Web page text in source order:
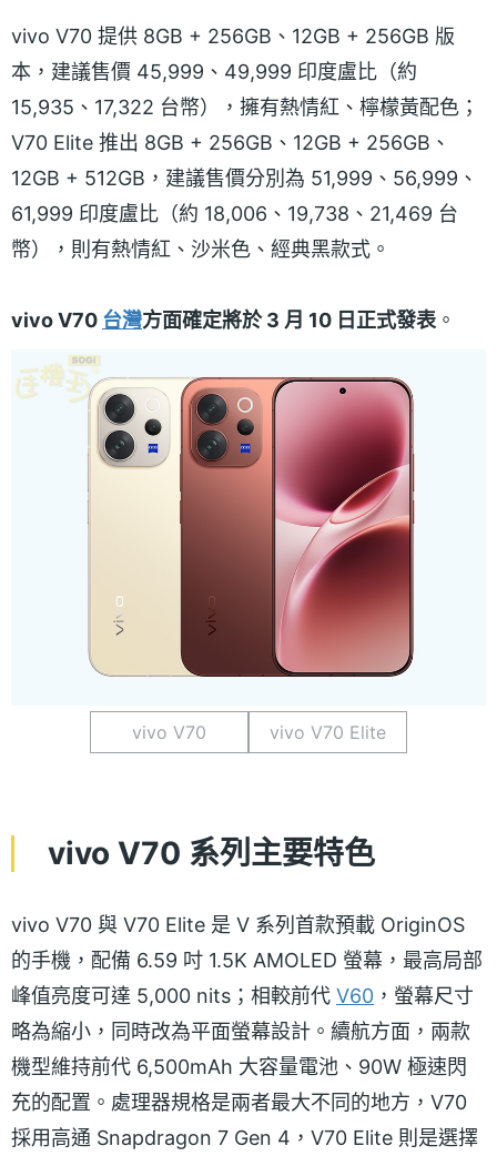
vivo V70 提供 8GB + 256GB、12GB + 256GB 版
本，建議售價 45,999、49,999 印度盧比（約
15,935、17,322 台幣），擁有熱情紅、檸檬黃配色；
V70 Elite 推出 8GB + 256GB、12GB + 256GB、
12GB + 512GB，建議售價分別為 51,999、56,999、
61,999 印度盧比（約 18,006、19,738、21,469 台
幣），則有熱情紅、沙米色、經典黑款式。
vivo V70 台灣方面確定將於 3 月 10 日正式發表 。
vivo V70 vivo V70 Elite
vivo V70 系列主要特色
vivo V70 與 V70 Elite 是 V 系列首款預載 OriginOS
的手機，配備 6.59 吋 1.5K AMOLED 螢幕，最高局部
峰值亮度可達 5,000 nits；相較前代 V60 ，螢幕尺寸
略為縮小，同時改為平面螢幕設計。續航方面，兩款
機型維持前代 6,500mAh 大容量電池、90W 極速閃
充的配置。處理器規格是兩者最大不同的地方，V70
採用高通 Snapdragon 7 Gen 4，V70 Elite 則是選擇